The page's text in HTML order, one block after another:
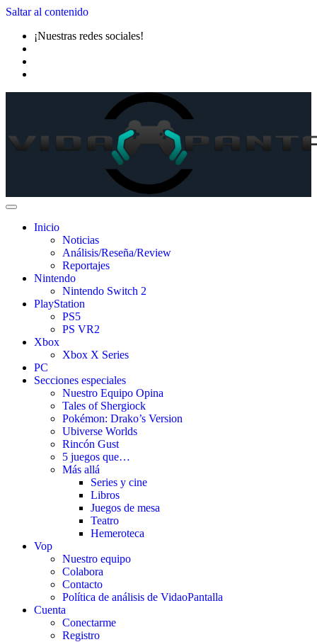
Saltar al contenido
¡Nuestras redes sociales!
Inicio
Noticias
Análisis/Reseña/Review
Reportajes
Nintendo
Nintendo Switch 2
PlayStation
PS5
PS VR2
Xbox
Xbox X Series
PC
Secciones especiales
Nuestro Equipo Opina
Tales of Shergiock
Pokémon: Drako’s Version
Ubiverse Worlds
Rincón Gust
5 juegos que…
Más allá
Series y cine
Libros
Juegos de mesa
Teatro
Hemeroteca
Vop
Nuestro equipo
Colabora
Contacto
Política de análisis de VidaoPantalla
Cuenta
Conectarme
Registro